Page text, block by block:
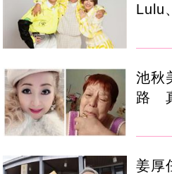
Lulu
池秋
路
姜厚